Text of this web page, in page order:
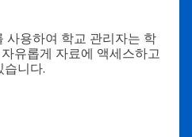
사용하여 학교 관리자는 학
유롭게 자료에 액세스하고
니다.